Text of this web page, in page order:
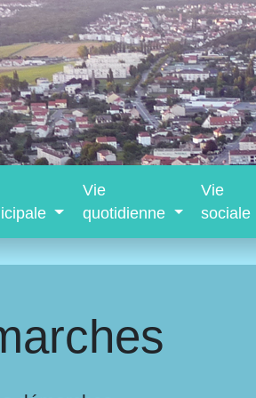
Vie
quotidienne
Vie
sociale